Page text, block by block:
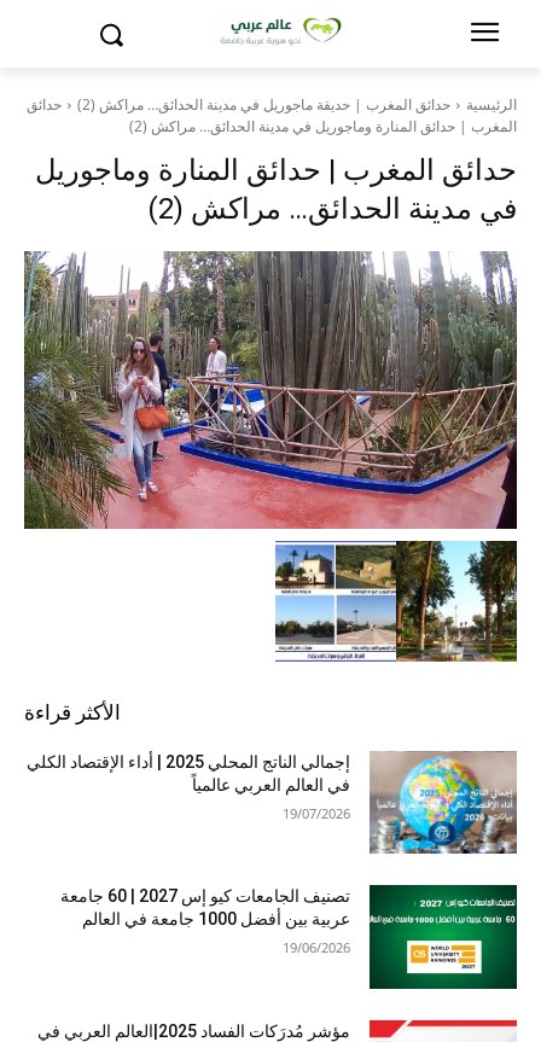
الرئيسية حدائق المغرب | حديقة ماجوريل في مدينة الحدائق… مراكش (2)
حدائق
المغرب | حدائق المنارة وماجوريل في مدينة الحدائق… مراكش (2)
حدائق المغرب | حدائق المنارة وماجوريل
في مدينة الحدائق… مراكش (2)
الأكثر قراءة
إجمالي الناتج المحلي 2025 | أداء الإقتصاد الكلي
في العالم العربي عالمياً
19/07/2026
تصنيف الجامعات كيو إس 2027 | 60 جامعة
عربية بين أفضل 1000 جامعة في العالم
19/06/2026
مؤشر مُدرَكات الفساد 2025|العالم العربي في